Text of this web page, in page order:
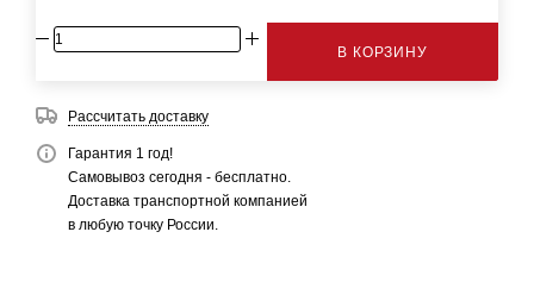
В КОРЗИНУ
Рассчитать доставку
Гарантия 1 год!
Самовывоз сегодня - бесплатно.
Доставка транспортной компанией
в любую точку России.